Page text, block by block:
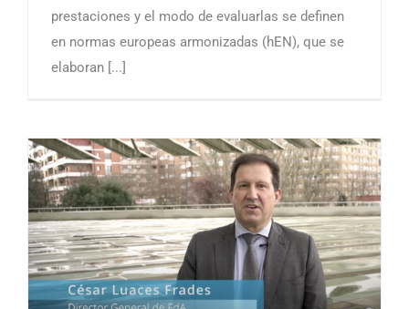
prestaciones y el modo de evaluarlas se definen
en normas europeas armonizadas (hEN), que se
elaboran [...]